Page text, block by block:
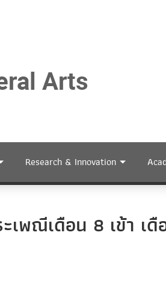
Research & Innovation
พณีเดือน 8 เข้า เ